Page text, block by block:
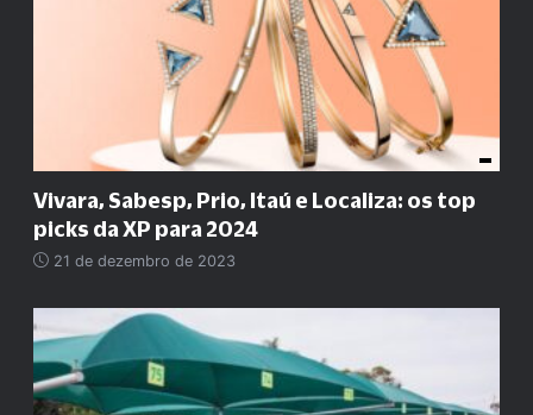
Vivara, Sabesp, Prio, Itaú e Localiza: os top
picks da XP para 2024
21 de dezembro de 2023